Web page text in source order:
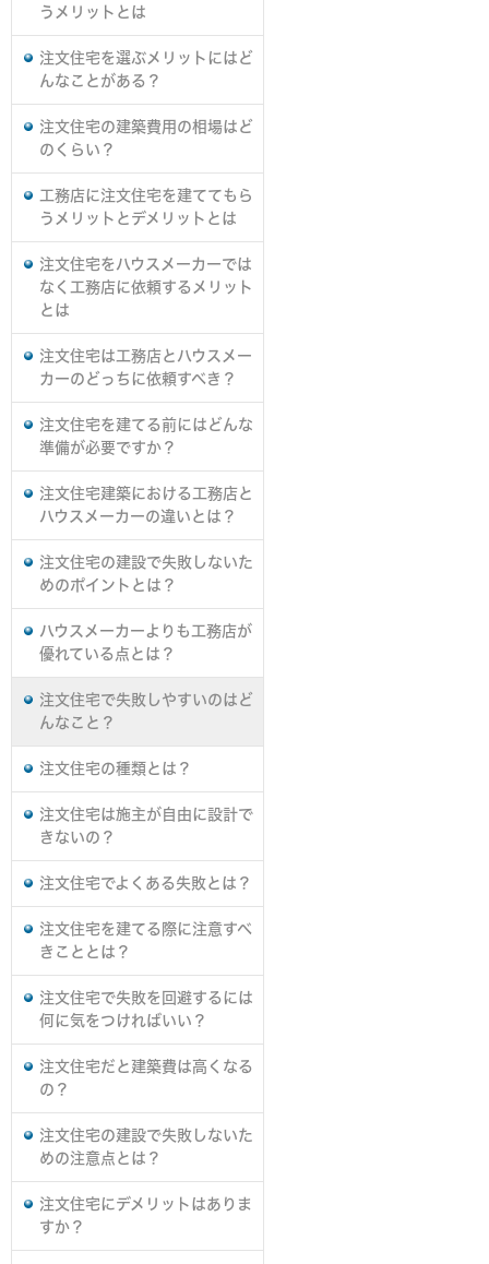
うメリットとは
注文住宅を選ぶメリットにはど
んなことがある？
注文住宅の建築費用の相場はど
のくらい？
工務店に注文住宅を建ててもら
うメリットとデメリットとは
注文住宅をハウスメーカーでは
なく工務店に依頼するメリット
とは
注文住宅は工務店とハウスメー
カーのどっちに依頼すべき？
注文住宅を建てる前にはどんな
準備が必要ですか？
注文住宅建築における工務店と
ハウスメーカーの違いとは？
注文住宅の建設で失敗しないた
めのポイントとは？
ハウスメーカーよりも工務店が
優れている点とは？
注文住宅で失敗しやすいのはど
んなこと？
注文住宅の種類とは？
注文住宅は施主が自由に設計で
きないの？
注文住宅でよくある失敗とは？
注文住宅を建てる際に注意すべ
きこととは？
注文住宅で失敗を回避するには
何に気をつければいい？
注文住宅だと建築費は高くなる
の？
注文住宅の建設で失敗しないた
めの注意点とは？
注文住宅にデメリットはありま
すか？